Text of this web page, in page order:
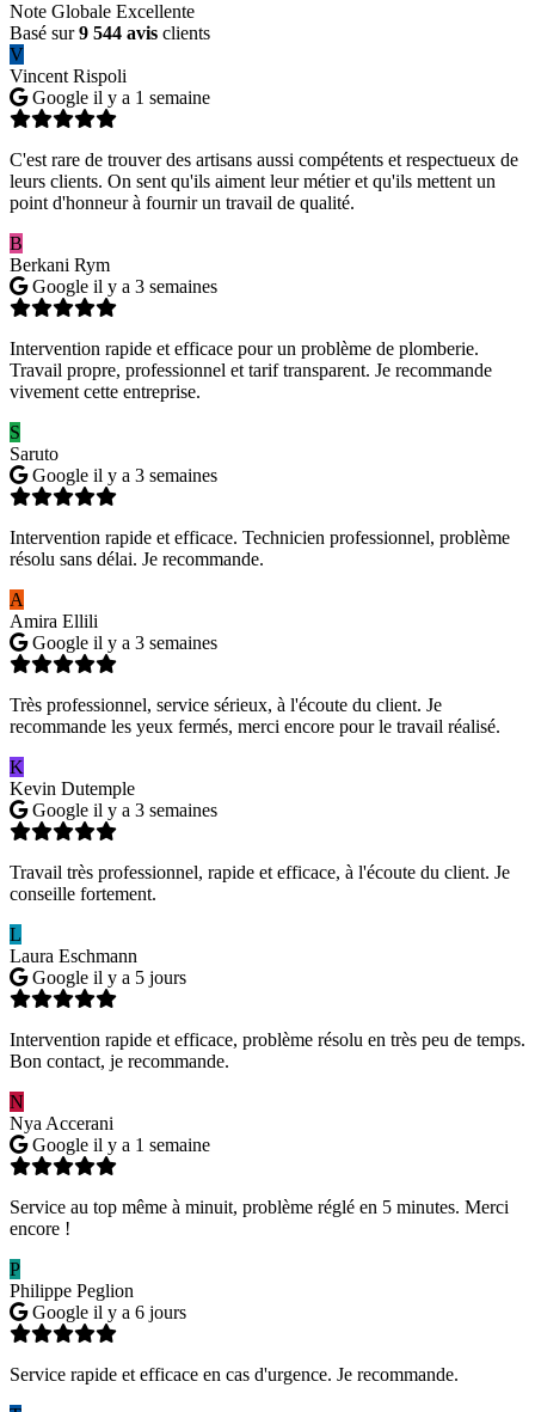
Note Globale Excellente
Basé sur9 544 avis clients
V
Vincent Rispoli
Google il y a 1 semaine
C'est rare de trouver des artisans aussi compétents et respectueux de
leurs clients. On sent qu'ils aiment leur métier et qu'ils mettent un
point d'honneur à fournir un travail de qualité.
B
Berkani Rym
Google il y a 3 semaines
Intervention rapide et efficace pour un problème de plomberie.
Travail propre, professionnel et tarif transparent. Je recommande
vivement cette entreprise.
S
Saruto
Google il y a 3 semaines
Intervention rapide et efficace. Technicien professionnel, problème
résolu sans délai. Je recommande.
A
Amira Ellili
Google il y a 3 semaines
Très professionnel, service sérieux, à l'écoute du client. Je
recommande les yeux fermés, merci encore pour le travail réalisé.
K
Kevin Dutemple
Google il y a 3 semaines
Travail très professionnel, rapide et efficace, à l'écoute du client. Je
conseille fortement.
L
Laura Eschmann
Google il y a 5 jours
Intervention rapide et efficace, problème résolu en très peu de temps.
Bon contact, je recommande.
N
Nya Accerani
Google il y a 1 semaine
Service au top même à minuit, problème réglé en 5 minutes. Merci
encore !
P
Philippe Peglion
Google il y a 6 jours
Service rapide et efficace en cas d'urgence. Je recommande.